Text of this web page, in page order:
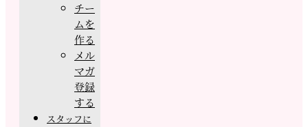
チー
ムを
作る
メル
マガ
登録
する
スタッフに